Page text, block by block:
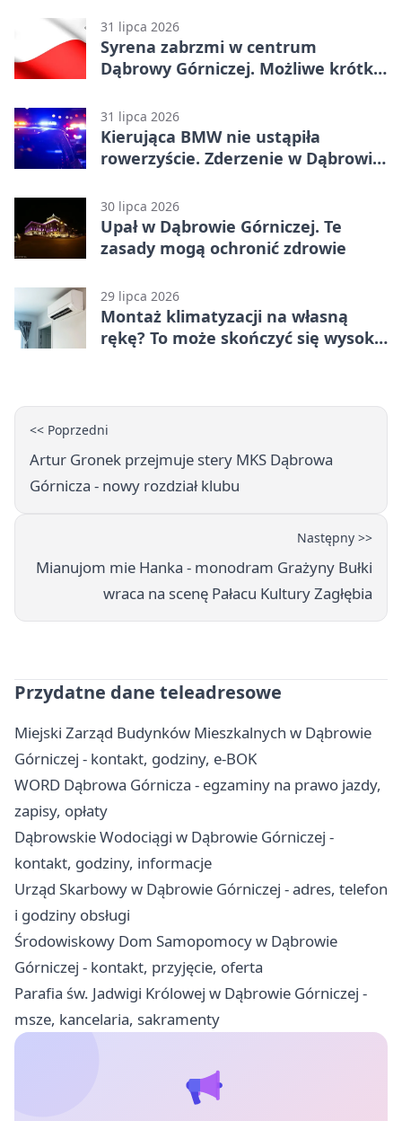
31 lipca 2026
Syrena zabrzmi w centrum
Dąbrowy Górniczej. Możliwe krótkie
31 lipca 2026
Kierująca BMW nie ustąpiła
rowerzyście. Zderzenie w Dąbrowie
30 lipca 2026
Upał w Dąbrowie Górniczej. Te
zasady mogą ochronić zdrowie
29 lipca 2026
Montaż klimatyzacji na własną
rękę? To może skończyć się wysoką
<< Poprzedni
Artur Gronek przejmuje stery MKS Dąbrowa
Górnicza - nowy rozdział klubu
Następny >>
Mianujom mie Hanka - monodram Grażyny Bułki
wraca na scenę Pałacu Kultury Zagłębia
Przydatne dane teleadresowe
Miejski Zarząd Budynków Mieszkalnych w Dąbrowie
Górniczej - kontakt, godziny, e-BOK
WORD Dąbrowa Górnicza - egzaminy na prawo jazdy,
zapisy, opłaty
Dąbrowskie Wodociągi w Dąbrowie Górniczej -
kontakt, godziny, informacje
Urząd Skarbowy w Dąbrowie Górniczej - adres, telefon
i godziny obsługi
Środowiskowy Dom Samopomocy w Dąbrowie
Górniczej - kontakt, przyjęcie, oferta
Parafia św. Jadwigi Królowej w Dąbrowie Górniczej -
msze, kancelaria, sakramenty